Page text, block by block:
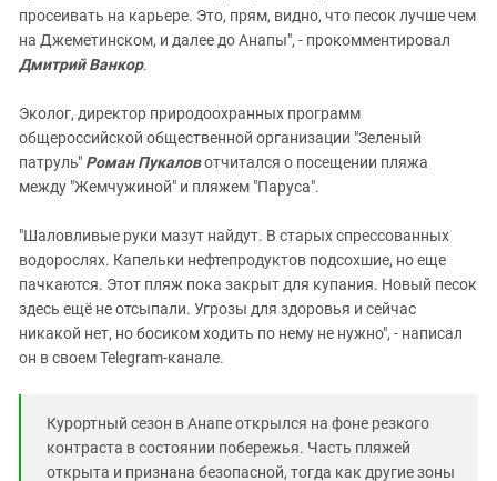
просеивать на карьере. Это, прям, видно, что песок лучше чем
на Джеметинском, и далее до Анапы", - прокомментировал
Дмитрий Ванкор.
Эколог, директор природоохранных программ
общероссийской общественной организации "Зеленый
патруль" Роман Пукаловотчитался о посещении пляжа
между "Жемчужиной" и пляжем "Паруса".
"Шаловливые руки мазут найдут. В старых спрессованных
водорослях. Капельки нефтепродуктов подсохшие, но еще
пачкаются. Этот пляж пока закрыт для купания. Новый песок
здесь ещё не отсыпали. Угрозы для здоровья и сейчас
никакой нет, но босиком ходить по нему не нужно", - написал
он в своем Telegram-канале.
Курортный сезон в Анапе открылся на фоне резкого
контраста в состоянии побережья. Часть пляжей
открыта и признана безопасной, тогда как другие зоны